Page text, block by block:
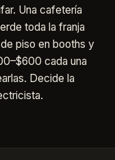
Una cafetería
toda la franja
piso en booths y
cada una
Decide la